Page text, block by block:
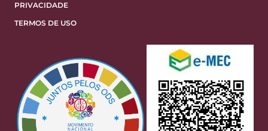
PRIVACIDADE
TERMOS DE USO